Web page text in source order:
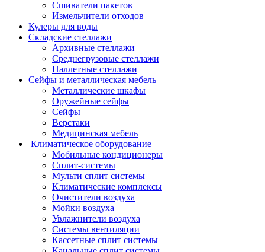
Сшиватели пакетов
Измельчители отходов
Кулеры для воды
Складские стеллажи
Архивные стеллажи
Среднегрузовые стеллажи
Паллетные стеллажи
Сейфы и металлическая мебель
Металлические шкафы
Оружейные сейфы
Сейфы
Верстаки
Медицинская мебель
Климатическое оборудование
Мобильные кондиционеры
Сплит-системы
Мульти сплит системы
Климатические комплексы
Очистители воздуха
Мойки воздуха
Увлажнители воздуха
Системы вентиляции
Кассетные сплит системы